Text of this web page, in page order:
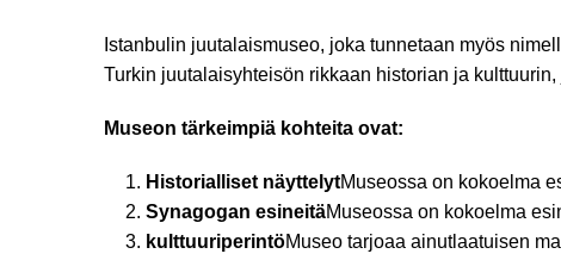
Istanbulin juutalaismuseo, joka tunnetaan myös
Turkin juutalaisyhteisön rikkaan historian ja
Museon tärkeimpiä kohteita ovat:
Historialliset näyttelytMuseossa on kokoelma
Synagogan esineitäMuseossa on kokoelma
kulttuuriperintöMuseo tarjoaa ainutlaatuisen